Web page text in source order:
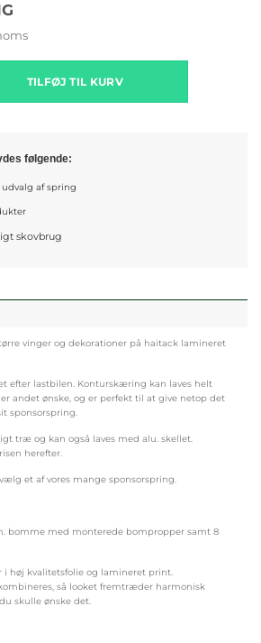
TILFØJ TIL KURV
følgende:
af spring
skovbrug
vinger og dekorationer på haitack lamineret
efter lastbilen. Konturskæring kan laves helt
andet ønske, og er perfekt til at give netop det
sponsorspring.
træ og kan også laves med alu. skellet.
herefter.
et af vores mange sponsorspring.
bomme med monterede bompropper samt 8
i høj kvalitetsfolie og lamineret print.
så looket fremtræder harmonisk
skulle ønske det.